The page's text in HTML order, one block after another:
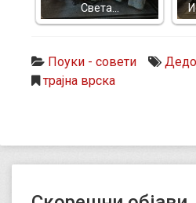
Света…
Поуки - совети
трајна врска